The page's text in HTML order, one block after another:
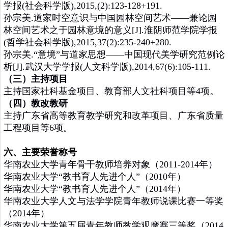
学报(社会科学版),2015,(2):123-128+191.
孙宗美.道家时空意识与中国园林空间艺术——兼论园
林空间艺术之于园林意境的意义[J].淮阴师范学院学报
(哲学社会科学版),2015,37(2):235-240+280.
孙宗美.“意境”与道家思想——中国现代美学研究范例论
析[J].武汉大学学报(人文科学版),2014,67(6):105-111.
（三）主持项目
主持国家社科基金项目、教育部人文社科项目等4项。
（四）教改教研
主持广东省高等教育教学研究和改革项目、广东省质量
工程项目等6项。
六、主要荣誉称号
华南农业大学青年骨干教师培养对象（2011-2014年）
华南农业大学“教书育人先进个人”（2010年）
华南农业大学“教书育人先进个人”（2014年）
华南农业大学人文与法学学院青年教师说课比赛一等奖
（2014年）